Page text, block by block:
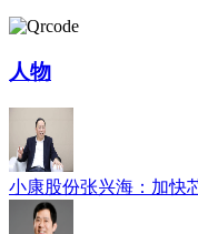
人物
小康股份张兴海：加快